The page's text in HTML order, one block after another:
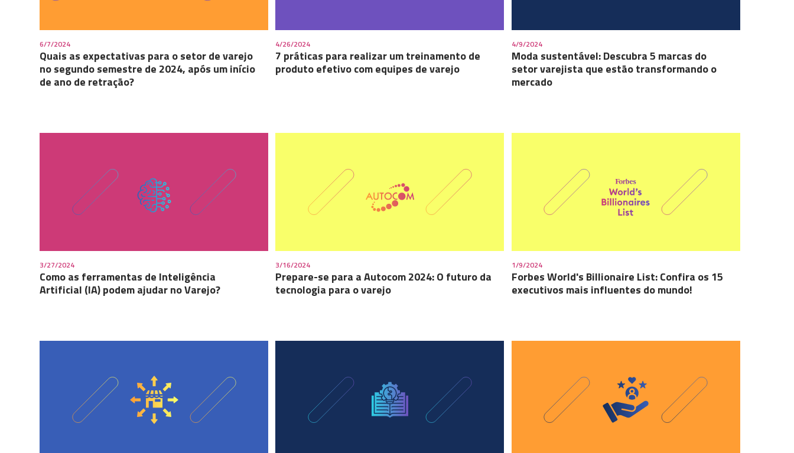
6/7/2024
Quais as expectativas para o setor de varejo
no segundo semestre de 2024, após um início
de ano de retração?
4/26/2024
7 práticas para realizar um treinamento de
produto efetivo com equipes de varejo
4/9/2024
Moda sustentável: Descubra 5 marcas do
setor varejista que estão transformando o
mercado
3/27/2024
Como as ferramentas de Inteligência
Artificial (IA) podem ajudar no Varejo?
3/16/2024
Prepare-se para a Autocom 2024: O futuro da
tecnologia para o varejo
1/9/2024
Forbes World's Billionaire List: Confira os 15
executivos mais influentes do mundo!